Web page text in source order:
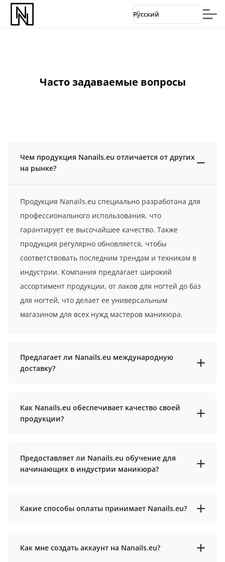
Русский
Часто задаваемые вопросы
Чем продукция Nanails.eu отличается от других
на рынке?
Продукция Nanails.eu специально разработана для
профессионального использования, что
гарантирует ее высочайшее качество. Также
продукция регулярно обновляется, чтобы
соответствовать последним трендам и техникам в
индустрии. Компания предлагает широкий
ассортимент продукции, от лаков для ногтей до баз
для ногтей, что делает ее универсальным
магазином для всех нужд мастеров маникюра.
Предлагает ли Nanails.eu международную
доставку?
Как Nanails.eu обеспечивает качество своей
продукции?
Предоставляет ли Nanails.eu обучение для
начинающих в индустрии маникюра?
Какие способы оплаты принимает Nanails.eu?
Как мне создать аккаунт на Nanails.eu?